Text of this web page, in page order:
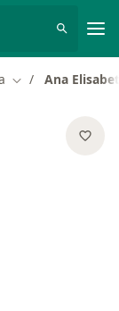
Mudar de cidade
Ana